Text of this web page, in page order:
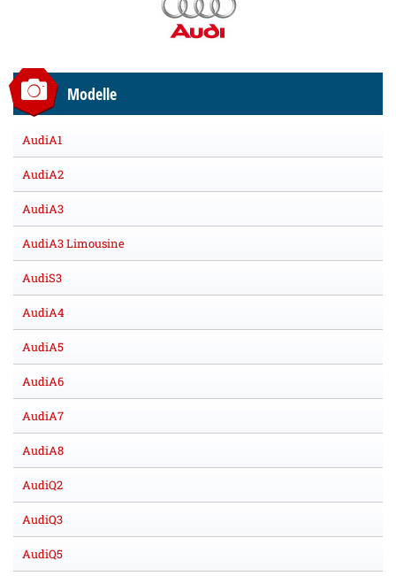
Modelle
AudiA1
AudiA2
AudiA3
AudiA3 Limousine
AudiS3
AudiA4
AudiA5
AudiA6
AudiA7
AudiA8
AudiQ2
AudiQ3
AudiQ5